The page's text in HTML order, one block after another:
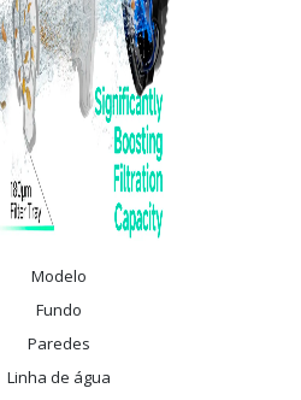
Modelo
Fundo
Paredes
Linha de água